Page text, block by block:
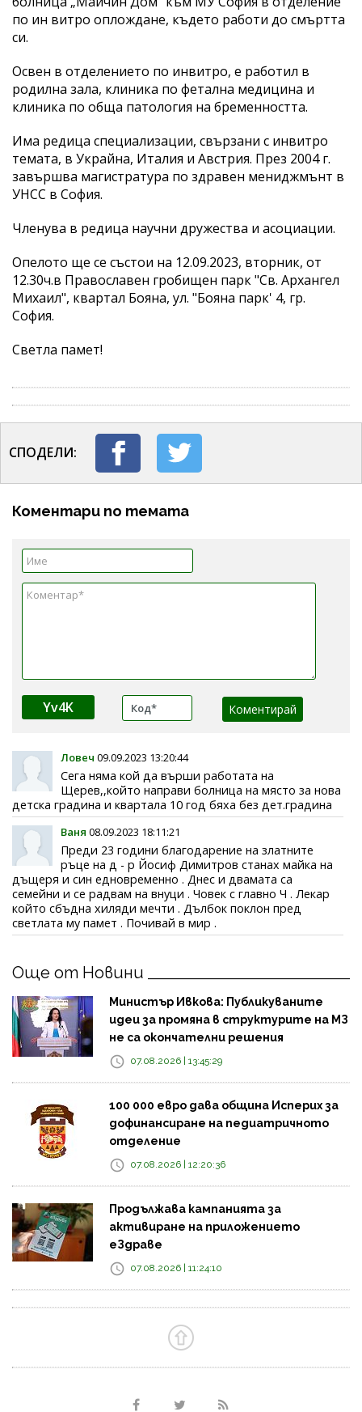
по ин витро оплождане, където работи до смъртта
си.
Освен в отделението по инвитро, е работил в
родилна зала, клиника по фетална медицина и
клиника по обща патология на бременността.
Има редица специализации, свързани с инвитро
темата, в Украйна, Италия и Австрия. През 2004 г.
завършва магистратура по здравен мениджмънт в
УНСС в София.
Членува в редица научни дружества и асоциации.
Опелото ще се състои на 12.09.2023, вторник, от
12.30ч.в Православен гробищен парк "Св. Архангел
Михаил", квартал Бояна, ул. "Бояна парк' 4, гр.
София.
Светла памет!
СПОДЕЛИ:
Коментари по темата
Yv4K
Ловеч 09.09.2023 13:20:44
Сега няма кой да върши работата на
Щерев,,който направи болница на място за нова
детска градина и квартала 10 год бяха без дет.градина
Ваня 08.09.2023 18:11:21
Преди 23 години благодарение на златните
ръце на д - р Йосиф Димитров станах майка на
дъщеря и син едновременно . Днес и двамата са
семейни и се радвам на внуци . Човек с главно Ч . Лекар
който сбъдна хиляди мечти . Дълбок поклон пред
светлата му памет . Почивай в мир .
Още от Новини
Министър Ивкова: Публикуваните
идеи за промяна в структурите на МЗ
не са окончателни решения
07.08.2026 | 13:45:29
100 000 евро дава община Исперих за
дофинансиране на педиатричното
отделение
07.08.2026 | 12:20:36
Продължава кампанията за
активиране на приложението
еЗдраве
07.08.2026 | 11:24:10